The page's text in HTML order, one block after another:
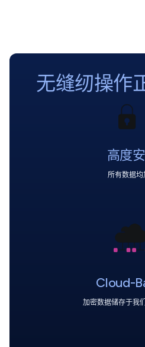
无缝纫操作
高度
所有数据均
Cloud-
加密数据储存于我